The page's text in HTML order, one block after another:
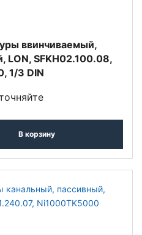
ввинчиваемый,
LON, SFKH02.100.08,
1/3 DIN
В корзину